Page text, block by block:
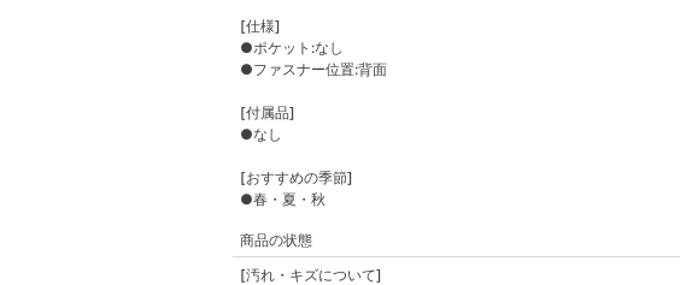
[仕様]
●ポケット:なし
●ファスナー位置:背面
[付属品]
●なし
[おすすめの季節]
●春・夏・秋
商品の状態
[汚れ・キズについて]